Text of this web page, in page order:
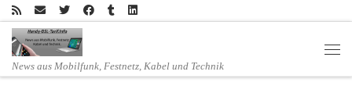
Zum Inhalt springen
News aus Mobilfunk, Festnetz, Kabel und Technik